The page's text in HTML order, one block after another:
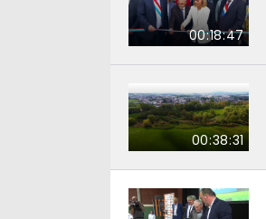
00:18:47
00:38:31